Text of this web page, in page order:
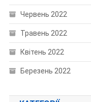
Червень 2022
Травень 2022
Квітень 2022
Березень 2022